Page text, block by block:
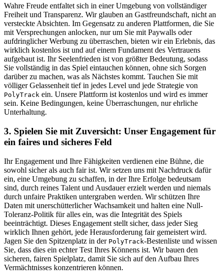
Wahre Freude entfaltet sich in einer Umgebung von vollständiger
Freiheit und Transparenz. Wir glauben an Gastfreundschaft, nicht an
versteckte Absichten. Im Gegensatz zu anderen Plattformen, die Sie
mit Versprechungen anlocken, nur um Sie mit Paywalls oder
aufdringlicher Werbung zu überraschen, bieten wir ein Erlebnis, das
wirklich kostenlos ist und auf einem Fundament des Vertrauens
aufgebaut ist. Ihr Seelenfrieden ist von größter Bedeutung, sodass
Sie vollständig in das Spiel eintauchen können, ohne sich Sorgen
darüber zu machen, was als Nächstes kommt. Tauchen Sie mit
völliger Gelassenheit tief in jedes Level und jede Strategie von
PolyTrack ein. Unsere Plattform ist kostenlos und wird es immer
sein. Keine Bedingungen, keine Überraschungen, nur ehrliche
Unterhaltung.
3. Spielen Sie mit Zuversicht: Unser Engagement für
ein faires und sicheres Feld
Ihr Engagement und Ihre Fähigkeiten verdienen eine Bühne, die
sowohl sicher als auch fair ist. Wir setzen uns mit Nachdruck dafür
ein, eine Umgebung zu schaffen, in der Ihre Erfolge bedeutsam
sind, durch reines Talent und Ausdauer erzielt werden und niemals
durch unfaire Praktiken untergraben werden. Wir schützen Ihre
Daten mit unerschütterlicher Wachsamkeit und halten eine Null-
Toleranz-Politik für alles ein, was die Integrität des Spiels
beeinträchtigt. Dieses Engagement stellt sicher, dass jeder Sieg
wirklich Ihnen gehört, jede Herausforderung fair gemeistert wird.
Jagen Sie den Spitzenplatz in der PolyTrack-Bestenliste und wissen
Sie, dass dies ein echter Test Ihres Könnens ist. Wir bauen den
sicheren, fairen Spielplatz, damit Sie sich auf den Aufbau Ihres
Vermächtnisses konzentrieren können.